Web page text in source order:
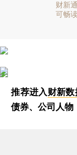
财新
可畅
推荐进入财新
债券、公司人物